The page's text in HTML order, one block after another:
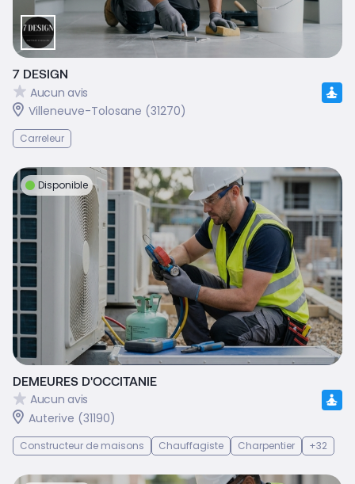
7 DESIGN
Aucun avis
Villeneuve-Tolosane (31270)
Carreleur
Disponible
DEMEURES D'OCCITANIE
Aucun avis
Auterive (31190)
Constructeur de maisons Chauffagiste Charpentier +32